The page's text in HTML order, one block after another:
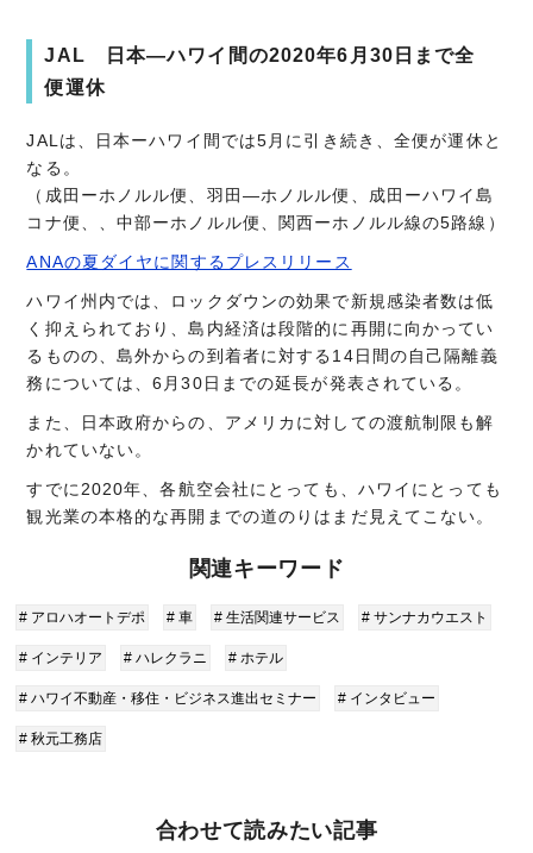
JAL 日本―ハワイ間の2020年6月30日まで全
便運休
JALは、日本ーハワイ間では5月に引き続き、全便が運休と
なる。
（成田ーホノルル便、羽田―ホノルル便、成田ーハワイ島
コナ便、、中部ーホノルル便、関西ーホノルル線の5路線）
ANAの夏ダイヤに関するプレスリリース
ハワイ州内では、ロックダウンの効果で新規感染者数は低
く抑えられており、島内経済は段階的に再開に向かってい
るものの、島外からの到着者に対する14日間の自己隔離義
務については、6月30日までの延長が発表されている。
また、日本政府からの、アメリカに対しての渡航制限も解
かれていない。
すでに2020年、各航空会社にとっても、ハワイにとっても
観光業の本格的な再開までの道のりはまだ見えてこない。
関連キーワード
# アロハオートデポ # 車 # 生活関連サービス # サンナカウエスト
# インテリア # ハレクラニ # ホテル
# ハワイ不動産・移住・ビジネス進出セミナー # インタビュー
# 秋元工務店
合わせて読みたい記事